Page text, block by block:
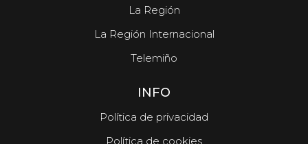
La Región
La Región Internacional
Telemiño
INFO
Política de privacidad
Política de cookies